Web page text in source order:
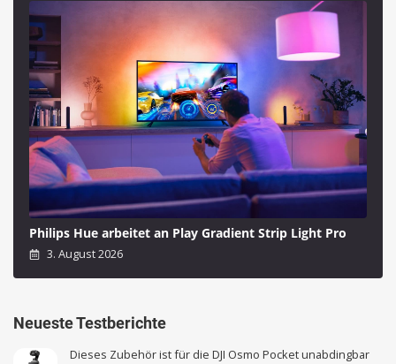
Philips Hue arbeitet an Play Gradient Strip Light Pro
3. August 2026
Neueste Testberichte
Dieses Zubehör ist für die DJI Osmo Pocket unabdingbar